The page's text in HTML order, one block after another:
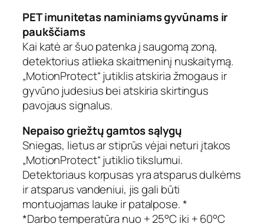
PET imunitetas naminiams gyvūnams ir
paukščiams
Kai katė ar šuo patenka į saugomą zoną,
detektorius atlieka skaitmeninį nuskaitymą.
„MotionProtect“ jutiklis atskiria žmogaus ir
gyvūno judesius bei atskiria skirtingus
pavojaus signalus.
Nepaiso griežtų gamtos sąlygų
Sniegas, lietus ar stiprūs vėjai neturi įtakos
„MotionProtect“ jutiklio tikslumui.
Detektoriaus korpusas yra atsparus dulkėms
ir atsparus vandeniui, jis gali būti
montuojamas lauke ir patalpose. *
*Darbo temperatūra nuo + 25°C iki + 60°C